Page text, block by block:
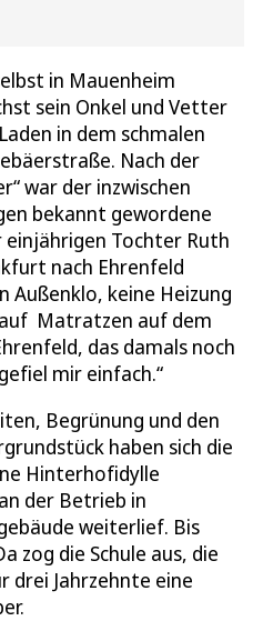
in Mauenheim
sein Onkel und Vetter
in dem schmalen
Nach der
war der inzwischen
bekannt gewordene
einjährigen Tochter Ruth
nach Ehrenfeld
Außenklo, keine Heizung
Matratzen auf dem
das damals noch
mir einfach.“
Begrünung und den
haben sich die
Hinterhofidylle
der Betrieb in
weiterlief. Bis
zog die Schule aus, die
drei Jahrzehnte eine